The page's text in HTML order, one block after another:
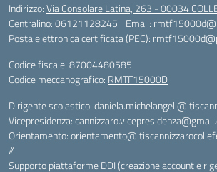
Indirizzo:Via Consolare Latina, 263 - 00034
Centralino:06121128245 Email:
Posta elettronica certificata (PEC):
Codice fiscale: 87004480585
Codice meccanografico: RMTF15000D
Dirigente scolastico:
Vicepresidenza:
Orientamento:
//
Supporto piattaforme DDI (creazione account e